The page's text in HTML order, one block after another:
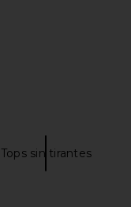
Tops sin tirantes